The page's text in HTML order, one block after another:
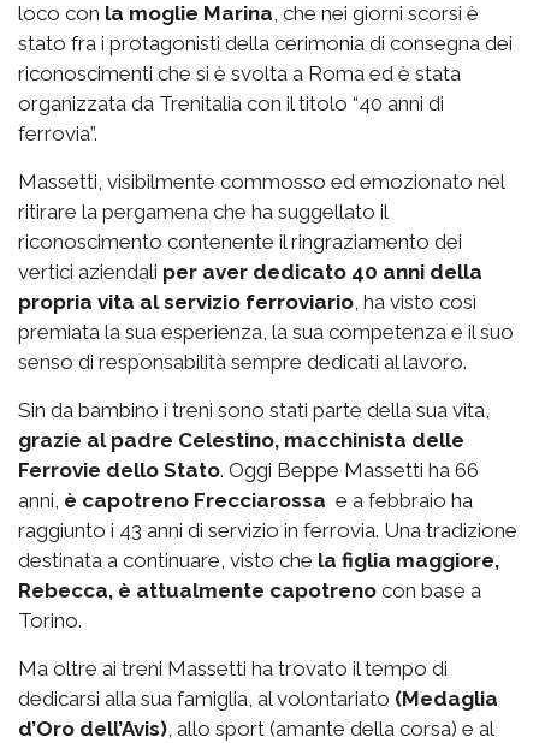
loco con la moglie Marina, che nei giorni scorsi è
stato fra i protagonisti della cerimonia di consegna dei
riconoscimenti che si è svolta a Roma ed è stata
organizzata da Trenitalia con il titolo “40 anni di
ferrovia”.
Massetti, visibilmente commosso ed emozionato nel
ritirare la pergamena che ha suggellato il
riconoscimento contenente il ringraziamento dei
vertici aziendali per aver dedicato 40 anni della
propria vita al servizio ferroviario, ha visto così
premiata la sua esperienza, la sua competenza e il suo
senso di responsabilità sempre dedicati al lavoro.
Sin da bambino i treni sono stati parte della sua vita,
grazie al padre Celestino, macchinista delle
Ferrovie dello Stato. Oggi Beppe Massetti ha 66
anni, è capotreno Frecciarossa e a febbraio ha
raggiunto i 43 anni di servizio in ferrovia. Una tradizione
destinata a continuare, visto che la figlia maggiore,
Rebecca, è attualmente capotreno con base a
Torino.
Ma oltre ai treni Massetti ha trovato il tempo di
dedicarsi alla sua famiglia, al volontariato (Medaglia
d’Oro dell’Avis), allo sport (amante della corsa) e al